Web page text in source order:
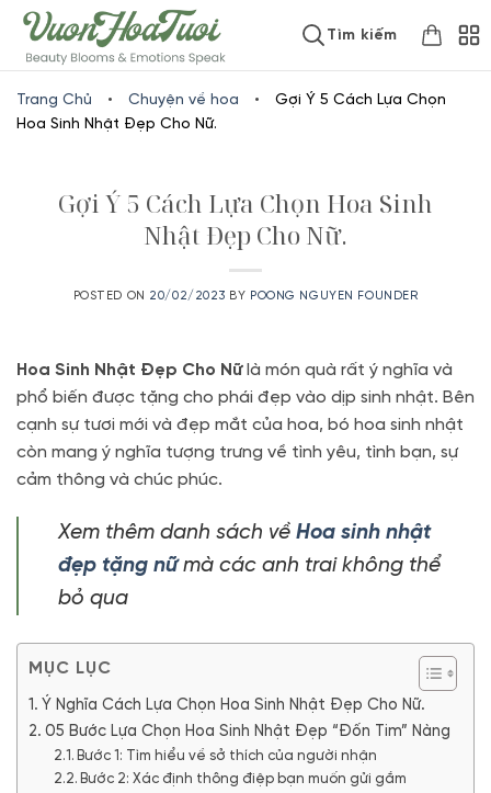
www.vuonhoatuoi.vnSkip
to
content
Tìm kiếm
Trang Chủ • Chuyện về hoa •
Gợi Ý 5 Cách Lựa Chọn
Hoa Sinh Nhật Đẹp Cho Nữ.
Gợi Ý 5 Cách Lựa Chọn Hoa Sinh
Nhật Đẹp Cho Nữ.
POSTED ON 20/02/2023 BY POONG NGUYEN FOUNDER
Hoa Sinh Nhật Đẹp Cho Nữlà món quà rất ý nghĩa và
phổ biến được tặng cho phái đẹp vào dịp sinh nhật. Bên
cạnh sự tươi mới và đẹp mắt của hoa, bó hoa sinh nhật
còn mang ý nghĩa tượng trưng về tình yêu, tình bạn, sự
cảm thông và chúc phúc.
Xem thêm danh sách về Hoa sinh nhật
đẹp tặng nữmà các anh trai không thể
bỏ qua
MỤC LỤC
Ý Nghĩa Cách Lựa Chọn Hoa Sinh Nhật Đẹp Cho Nữ.
05 Bước Lựa Chọn Hoa Sinh Nhật Đẹp “Đốn Tim” Nàng
Bước 1: Tìm hiểu về sở thích của người nhận
Bước 2: Xác định thông điệp bạn muốn gửi gắm